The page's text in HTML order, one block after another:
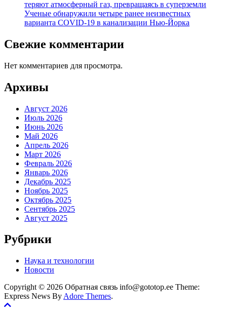
теряют атмосферный газ, превращаясь в суперземли
Ученые обнаружили четыре ранее неизвестных
варианта COVID-19 в канализации Нью-Йорка
Свежие комментарии
Нет комментариев для просмотра.
Архивы
Август 2026
Июль 2026
Июнь 2026
Май 2026
Апрель 2026
Март 2026
Февраль 2026
Январь 2026
Декабрь 2025
Ноябрь 2025
Октябрь 2025
Сентябрь 2025
Август 2025
Рубрики
Наука и технологии
Новости
Copyright © 2026 Обратная связь info@gototop.ee Theme:
Express News By Adore Themes.